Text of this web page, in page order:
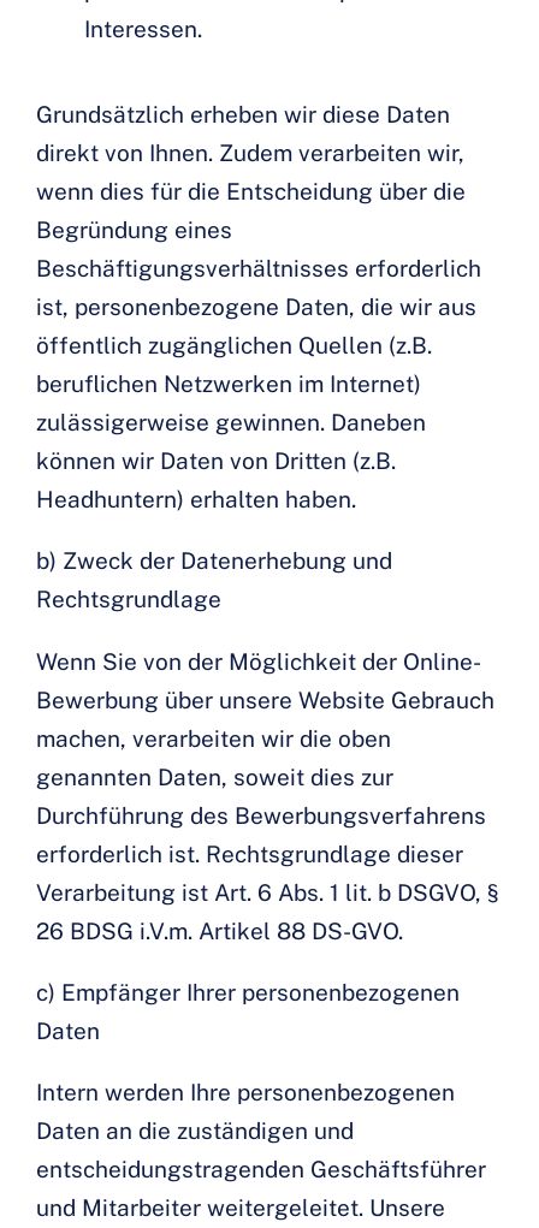
Interessen.
Grundsätzlich erheben wir diese Daten
direkt von Ihnen. Zudem verarbeiten wir,
wenn dies für die Entscheidung über die
Begründung eines
Beschäftigungsverhältnisses erforderlich
ist, personenbezogene Daten, die wir aus
öffentlich zugänglichen Quellen (z.B.
beruflichen Netzwerken im Internet)
zulässigerweise gewinnen. Daneben
können wir Daten von Dritten (z.B.
Headhuntern) erhalten haben.
b) Zweck der Datenerhebung und
Rechtsgrundlage
Wenn Sie von der Möglichkeit der Online-
Bewerbung über unsere Website Gebrauch
machen, verarbeiten wir die oben
genannten Daten, soweit dies zur
Durchführung des Bewerbungsverfahrens
erforderlich ist. Rechtsgrundlage dieser
Verarbeitung ist Art. 6 Abs. 1 lit. b DSGVO, §
26 BDSG i.V.m. Artikel 88 DS-GVO.
c) Empfänger Ihrer personenbezogenen
Daten
Intern werden Ihre personenbezogenen
Daten an die zuständigen und
entscheidungstragenden Geschäftsführer
und Mitarbeiter weitergeleitet. Unsere